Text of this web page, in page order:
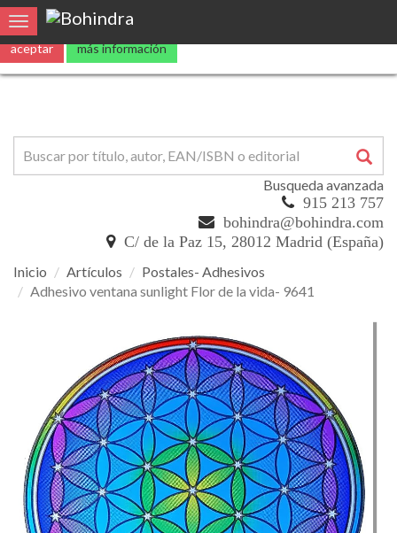
Utilizamoscookies propias y de terceros para mejorar nuestros
aceptar más información
Toggle navigation
Busqueda avanzada
915 213 757
bohindra@bohindra.com
C/ de la Paz 15, 28012 Madrid (España)
Inicio Artículos
Postales- Adhesivos
Adhesivo ventana sunlight Flor de la vida- 9641
ventana
sunlight
Flor
de
la
vida-
9641